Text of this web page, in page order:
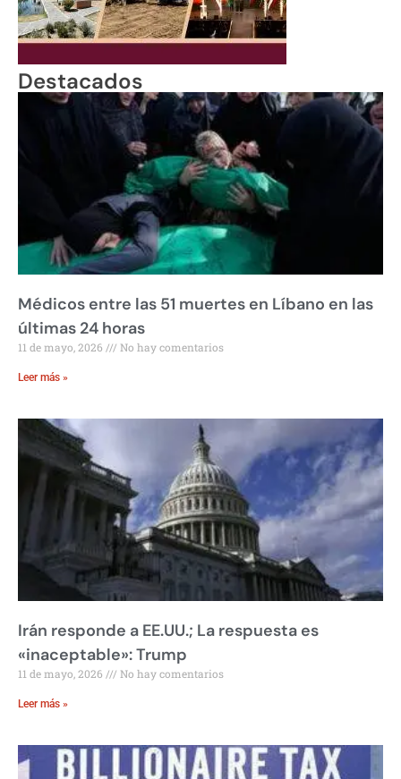
Destacados
Médicos entre las 51 muertes en Líbano en las
últimas 24 horas
11 de mayo, 2026 No hay comentarios
Leer más »
Irán responde a EE.UU.; La respuesta es
«inaceptable»: Trump
11 de mayo, 2026 No hay comentarios
Leer más »